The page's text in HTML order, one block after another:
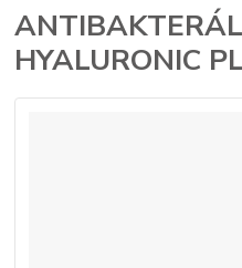
HYALURONIC